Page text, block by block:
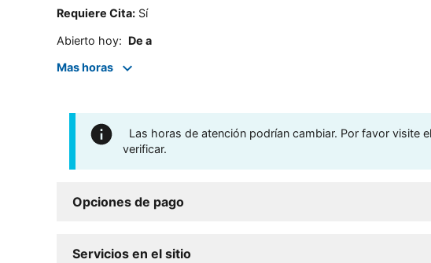
Requiere Cita: Sí
Abierto hoy: De a
Mas horas
Las horas de atención podrían cambiar. Por favor visite
verificar.
Opciones de pago
Servicios en el sitio